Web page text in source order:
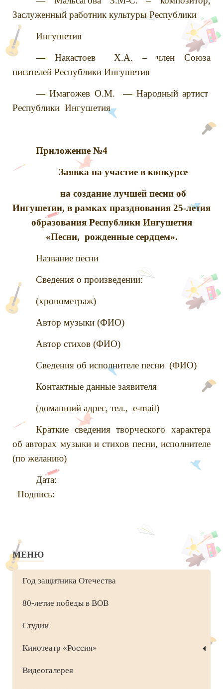
Заслуженный работник культуры Республики
Ингушетия
— Накастоев Х.А. – член Союза
писателей Республики Ингушетия
— Имагожев О.М. — Народный артист
Республики Ингушетия
Приложение №4
Заявка на участие в конкурсе
на создание лучшей песни об
Ингушетии, в рамках празднования 25-летия
образования Республики Ингушетия
«Песни, рожденные сердцем».
Название песни
Сведения о произведении:
(хронометраж)
Автор музыки (ФИО)
Автор стихов (ФИО)
Сведения об исполнителе песни (ФИО)
Контактные данные заявителя
(домашний адрес, тел., e-mail)
Краткие сведения творческого характера
об авторах музыки и стихов песни, исполнителе
(по желанию)
Дата:
Подпись:
МЕНЮ
Год защитника Отечества
80-летие победы в ВОВ
Студии
Кинотеатр «Россия»
Видеогалерея